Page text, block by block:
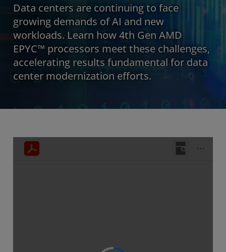
Data centers are continuing to face
growing demands of AI and new
workloads. Learn how 4th Gen AMD
EPYC™ processors meet these challenges,
accelerating results fundamental for data
center modernization efforts.